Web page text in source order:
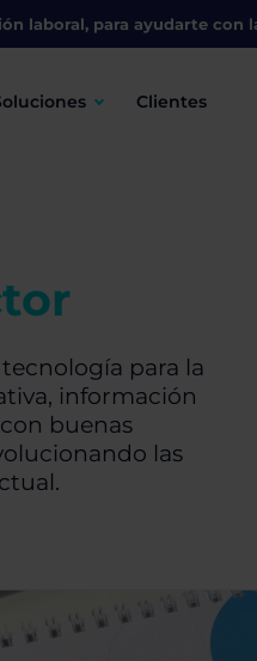
laboral, para ayudarte con
Clientes
para la
información
buenas
las